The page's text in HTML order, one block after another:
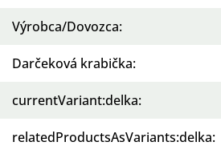
Výrobca/Dovozca:
Darčeková krabička:
currentVariant:delka:
relatedProductsAsVariants:delka: